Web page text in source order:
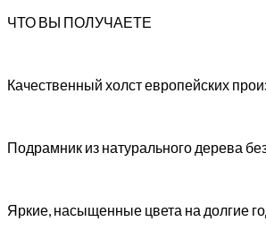
ЧТО ВЫ ПОЛУЧАЕТЕ
Качественный холст европейских
Подрамник из натурального дерева
Яркие, насыщенные цвета на долгие